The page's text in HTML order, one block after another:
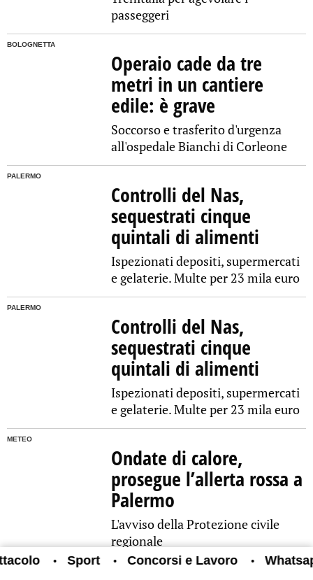
• Sport • Concorsi e Lavoro • Whatsapp •
passeggeri
BOLOGNETTA
Operaio cade da tre
metri in un cantiere
edile: è grave
Soccorso e trasferito d'urgenza
all'ospedale Bianchi di Corleone
PALERMO
Controlli del Nas,
sequestrati cinque
quintali di alimenti
Ispezionati depositi, supermercati
e gelaterie. Multe per 23 mila euro
PALERMO
Controlli del Nas,
sequestrati cinque
quintali di alimenti
Ispezionati depositi, supermercati
e gelaterie. Multe per 23 mila euro
METEO
Ondate di calore,
prosegue l’allerta rossa a
Palermo
L'avviso della Protezione civile
regionale